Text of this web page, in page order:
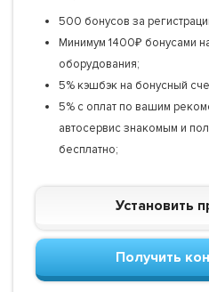
500 бонусов за
Минимум 1400₽ бонусами
оборудования;
5% кэшбэк на бонусный
5% с оплат по вашим
автосервис знакомым и
бесплатно;
Установить
Получить